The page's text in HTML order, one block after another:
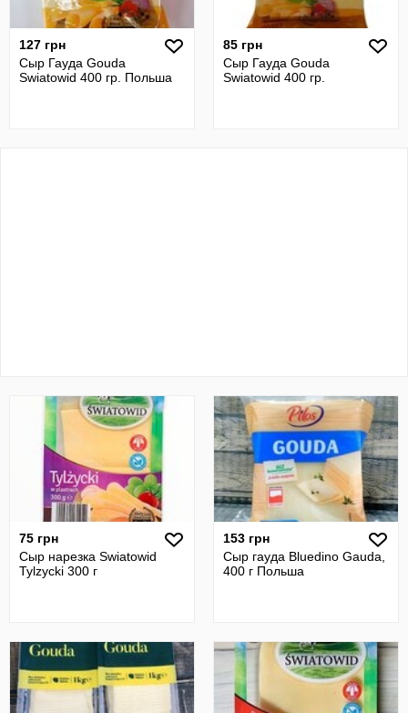
127 грн
Сыр Гауда Gouda
Swiatowid 400 гр. Польша
85 грн
Сыр Гауда Gouda
Swiatowid 400 гр.
75 грн
Сыр нарезка Swiatowid
Tylzycki 300 г
153 грн
Сыр гауда Bluedino Gauda,
400 г Польша